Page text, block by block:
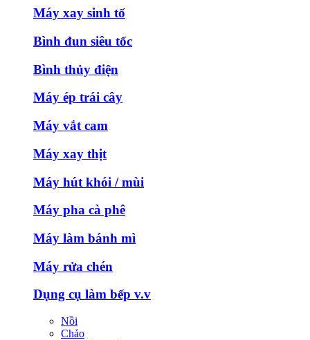
Máy xay sinh tố
Bình đun siêu tốc
Bình thủy điện
Máy ép trái cây
Máy vắt cam
Máy xay thịt
Máy hút khói / mùi
Máy pha cà phê
Máy làm bánh mì
Máy rửa chén
Dụng cụ làm bếp v.v
Nồi
Chảo